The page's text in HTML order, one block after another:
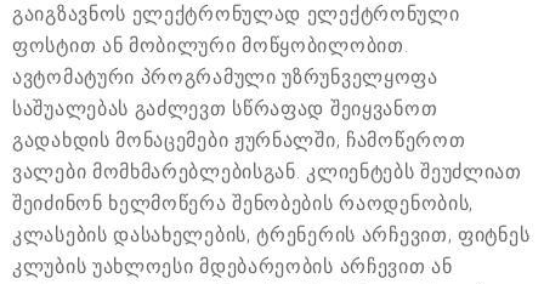
გაიგზავნოს ელექტრონულად ელექტრონული
ფოსტით ან მობილური მოწყობილობით.
ავტომატური პროგრამული უზრუნველყოფა
საშუალებას გაძლევთ სწრაფად შეიყვანოთ
გადახდის მონაცემები ჟურნალში, ჩამოწეროთ
ვალები მომხმარებლებისგან. კლიენტებს შეუძლიათ
შეიძინონ ხელმოწერა შენობების რაოდენობის,
კლასების დასახელების, ტრენერის არჩევით, ფიტნეს
კლუბის უახლოესი მდებარეობის არჩევით ან